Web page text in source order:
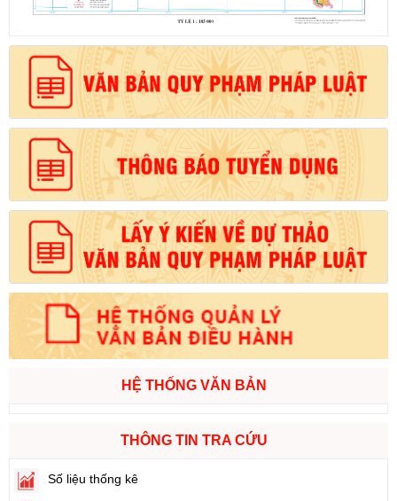
HỆ THỐNG VĂN BẢN
THÔNG TIN TRA CỨU
Số liệu thống kê